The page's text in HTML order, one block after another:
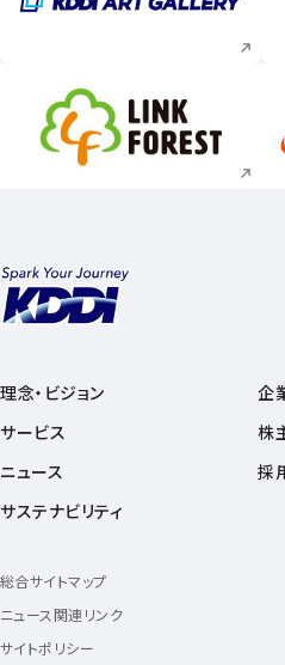
新規ウィンドウで開く
新規ウィンドウで開
理念・ビジョン
サービス
ニュース
サステナビリティ
企
株
採
総合サイトマップ
ニュース関連リンク
サイトポリシー